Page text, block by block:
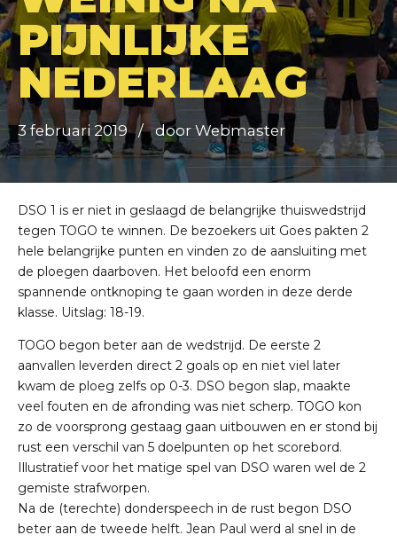
PIJNLIJKE
NEDERLAAG
3 februari 2019 door Webmaster
DSO 1 is er niet in geslaagd de belangrijke thuiswedstrijd
tegen TOGO te winnen. De bezoekers uit Goes pakten 2
hele belangrijke punten en vinden zo de aansluiting met
de ploegen daarboven. Het beloofd een enorm
spannende ontknoping te gaan worden in deze derde
klasse. Uitslag: 18-19.
TOGO begon beter aan de wedstrijd. De eerste 2
aanvallen leverden direct 2 goals op en niet viel later
kwam de ploeg zelfs op 0-3. DSO begon slap, maakte
veel fouten en de afronding was niet scherp. TOGO kon
zo de voorsprong gestaag gaan uitbouwen en er stond bij
rust een verschil van 5 doelpunten op het scorebord.
Illustratief voor het matige spel van DSO waren wel de 2
gemiste strafworpen.
Na de (terechte) donderspeech in de rust begon DSO
beter aan de tweede helft. Jean Paul werd al snel in de